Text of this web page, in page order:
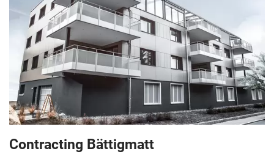
Contracting Bättigmatt